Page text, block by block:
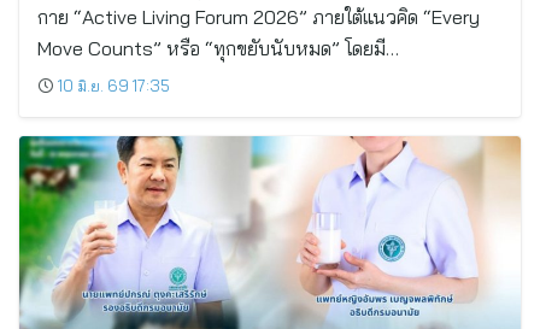
กาย “Active Living Forum 2026” ภายใต้แนวคิด “Every
Move Counts” หรือ “ทุกขยับนับหมด” โดยมี…
10 มิ.ย. 69 17:35